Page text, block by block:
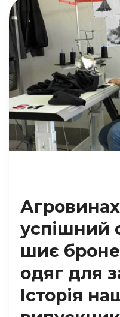
успішний
шиє
одяг для
Історія